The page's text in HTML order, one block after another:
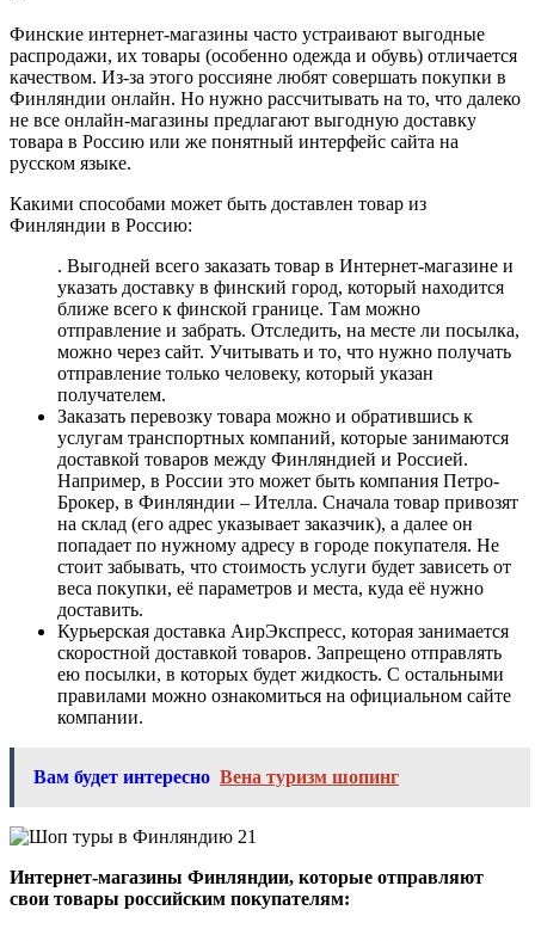
Финские интернет-магазины часто устраивают выгодные
распродажи, их товары (особенно одежда и обувь) отличается
качеством. Из-за этого россияне любят совершать покупки в
Финляндии онлайн. Но нужно рассчитывать на то, что далеко
не все онлайн-магазины предлагают выгодную доставку
товара в Россию или же понятный интерфейс сайта на
русском языке.
Какими способами может быть доставлен товар из
Финляндии в Россию:
. Выгодней всего заказать товар в Интернет-магазине и
указать доставку в финский город, который находится
ближе всего к финской границе. Там можно
отправление и забрать. Отследить, на месте ли посылка,
можно через сайт. Учитывать и то, что нужно получать
отправление только человеку, который указан
получателем.
Заказать перевозку товара можно и обратившись к
услугам транспортных компаний, которые занимаются
доставкой товаров между Финляндией и Россией.
Например, в России это может быть компания Петро-
Брокер, в Финляндии – Ителла. Сначала товар привозят
на склад (его адрес указывает заказчик), а далее он
попадает по нужному адресу в городе покупателя. Не
стоит забывать, что стоимость услуги будет зависеть от
веса покупки, её параметров и места, куда её нужно
доставить.
Курьерская доставка АирЭкспресс, которая занимается
скоростной доставкой товаров. Запрещено отправлять
ею посылки, в которых будет жидкость. С остальными
правилами можно ознакомиться на официальном сайте
компании.
Вам будет интересно Вена туризм шопинг
Интернет-магазины Финляндии, которые отправляют
свои товары российским покупателям: